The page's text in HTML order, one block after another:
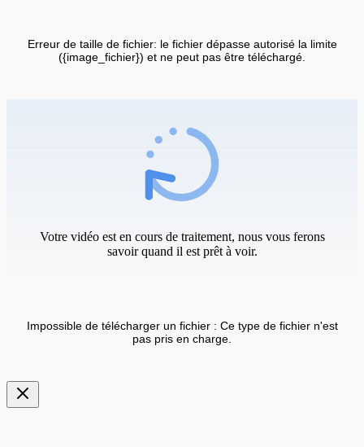
Erreur de taille de fichier: le fichier dépasse autorisé la limite
({image_fichier}) et ne peut pas être téléchargé.
Votre vidéo est en cours de traitement, nous vous ferons
savoir quand il est prêt à voir.
Impossible de télécharger un fichier : Ce type de fichier n'est
pas pris en charge.